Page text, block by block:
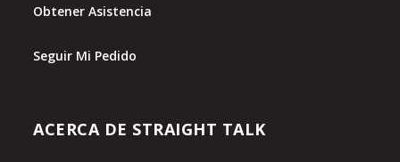
Obtener Asistencia
Seguir Mi Pedido
ACERCA DE STRAIGHT TALK